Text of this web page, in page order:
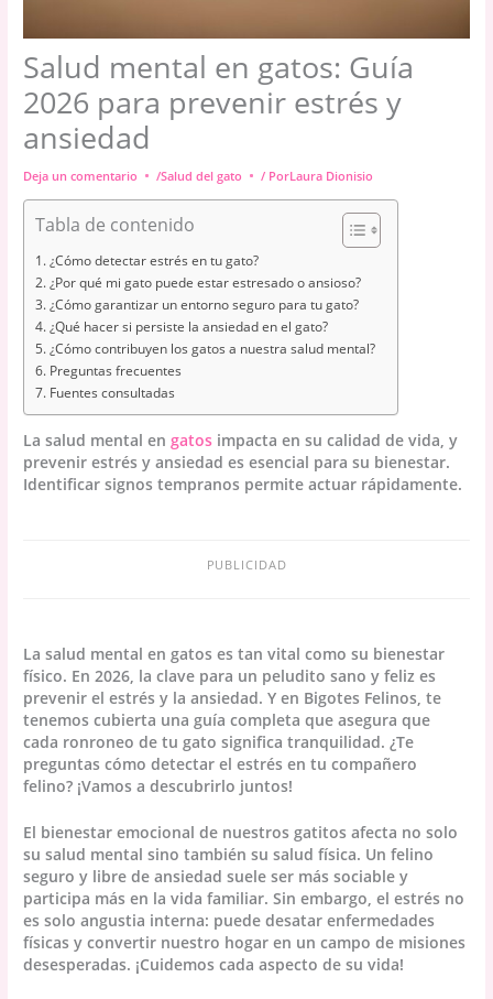
Salud mental en gatos: Guía
2026 para prevenir estrés y
ansiedad
Deja un comentario /Salud del gato / PorLaura Dionisio
Tabla de contenido
¿Cómo detectar estrés en tu gato?
¿Por qué mi gato puede estar estresado o ansioso?
¿Cómo garantizar un entorno seguro para tu gato?
¿Qué hacer si persiste la ansiedad en el gato?
¿Cómo contribuyen los gatos a nuestra salud mental?
Preguntas frecuentes
Fuentes consultadas
La salud mental engatos impacta en su calidad de vida, y
prevenir estrés y ansiedad es esencial para su bienestar.
Identificar signos tempranos permite actuar rápidamente.
PUBLICIDAD
La salud mental en gatos es tan vital como su bienestar
físico. En 2026, la clave para un peludito sano y feliz es
prevenir el estrés y la ansiedad. Y en Bigotes Felinos, te
tenemos cubierta una guía completa que asegura que
cada ronroneo de tu gato significa tranquilidad. ¿Te
preguntas cómo detectar el estrés en tu compañero
felino? ¡Vamos a descubrirlo juntos!
El bienestar emocional de nuestros gatitos afecta no solo
su salud mental sino también su salud física. Un felino
seguro y libre de ansiedad suele ser más sociable y
participa más en la vida familiar. Sin embargo, el estrés no
es solo angustia interna: puede desatar enfermedades
físicas y convertir nuestro hogar en un campo de misiones
desesperadas. ¡Cuidemos cada aspecto de su vida!